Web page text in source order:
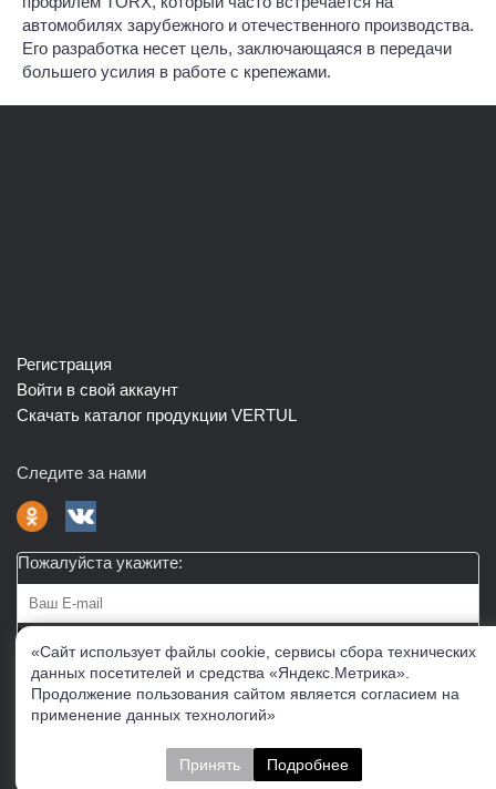
автомобилях зарубежного и отечественного производства.
Его разработка несет цель, заключающаяся в передачи
большего усилия в работе с крепежами.
Регистрация
Войти в свой аккаунт
Скачать каталог продукции VERTUL
Следите за нами
Пожалуйста укажите:
Подписаться
О нас Доставка Контакты
Политика конфиденциальности
обработке персональных данных
Cогласие на получение рекламно-информационных
«Сайт использует файлы cookie, сервисы сбора технических
данных посетителей и средства «Яндекс.Метрика».
Продолжение пользования сайтом является согласием на
применение данных технологий»
Принять Подробнее